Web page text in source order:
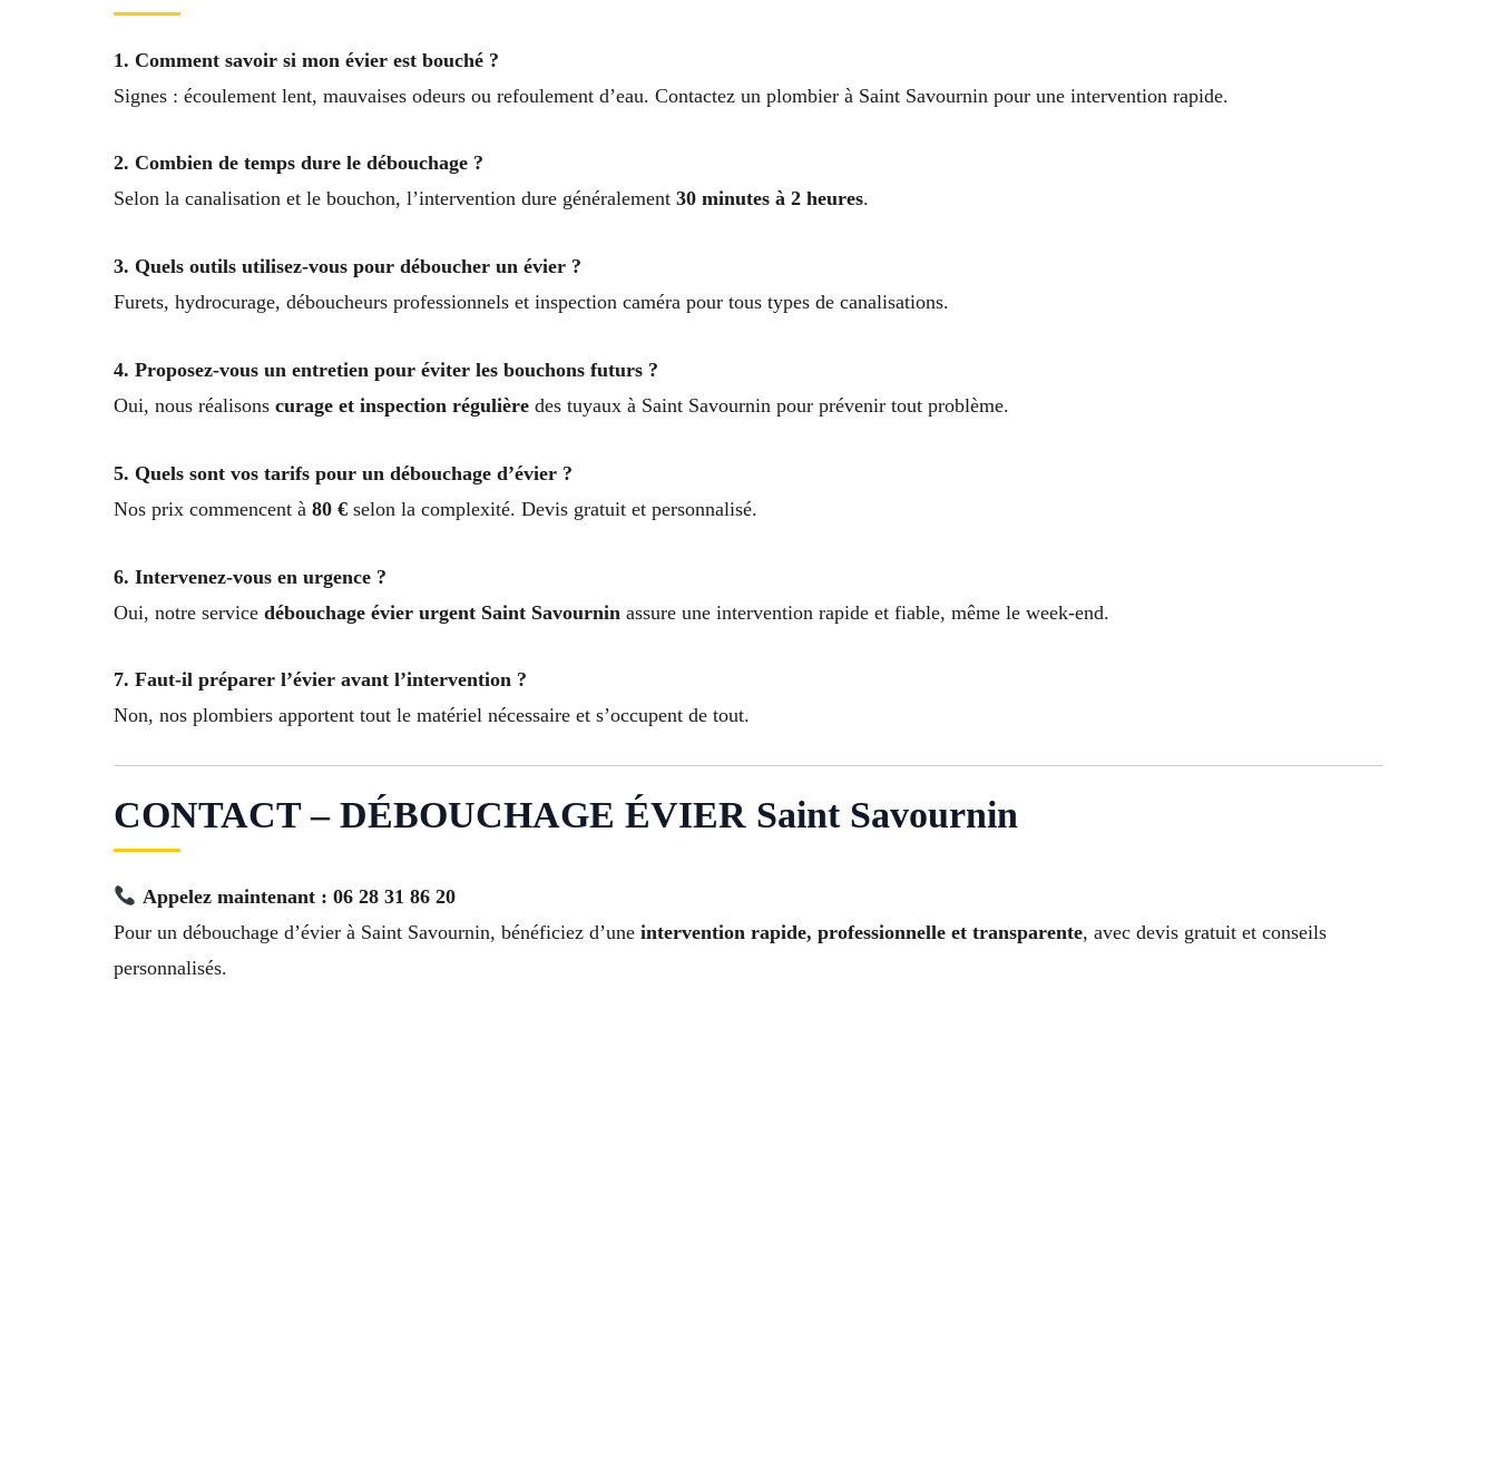
1. Comment savoir si mon évier est bouché ?
Signes : écoulement lent, mauvaises odeurs ou refoulement d’eau. Contactez un plombier à Saint Savournin pour une intervention rapide.
2. Combien de temps dure le débouchage ?
Selon la canalisation et le bouchon, l’intervention dure généralement 30 minutes à 2 heures.
3. Quels outils utilisez-vous pour déboucher un évier ?
Furets, hydrocurage, déboucheurs professionnels et inspection caméra pour tous types de canalisations.
4. Proposez-vous un entretien pour éviter les bouchons futurs ?
Oui, nous réalisons curage et inspection régulière des tuyaux à Saint Savournin pour prévenir tout problème.
5. Quels sont vos tarifs pour un débouchage d’évier ?
Nos prix commencent à 80 € selon la complexité. Devis gratuit et personnalisé.
6. Intervenez-vous en urgence ?
Oui, notre service débouchage évier urgent Saint Savournin assure une intervention rapide et fiable, même le week-end.
7. Faut-il préparer l’évier avant l’intervention ?
Non, nos plombiers apportent tout le matériel nécessaire et s’occupent de tout.
CONTACT – DÉBOUCHAGE ÉVIER Saint Savournin
Appelez maintenant : 06 28 31 86 20
Pour un débouchage d’évier à Saint Savournin, bénéficiez d’une intervention rapide, professionnelle et transparente, avec devis gratuit et conseils
personnalisés.